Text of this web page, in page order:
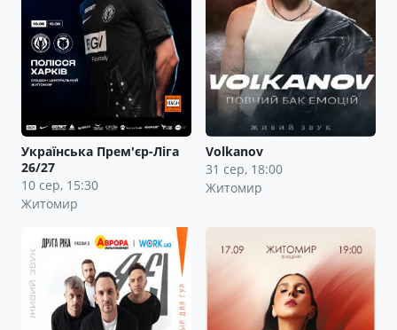
Українська Прем'єр-Ліга
26/27
10 сер, 15:30
Житомир
Volkanov
31 сер, 18:00
Житомир